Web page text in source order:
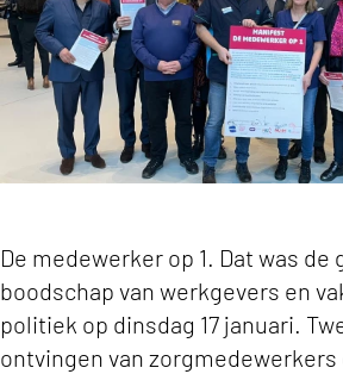
De medewerker op 1. Dat was de
boodschap van werkgevers en
politiek op dinsdag 17 januari.
ontvingen van zorgmedewerkers